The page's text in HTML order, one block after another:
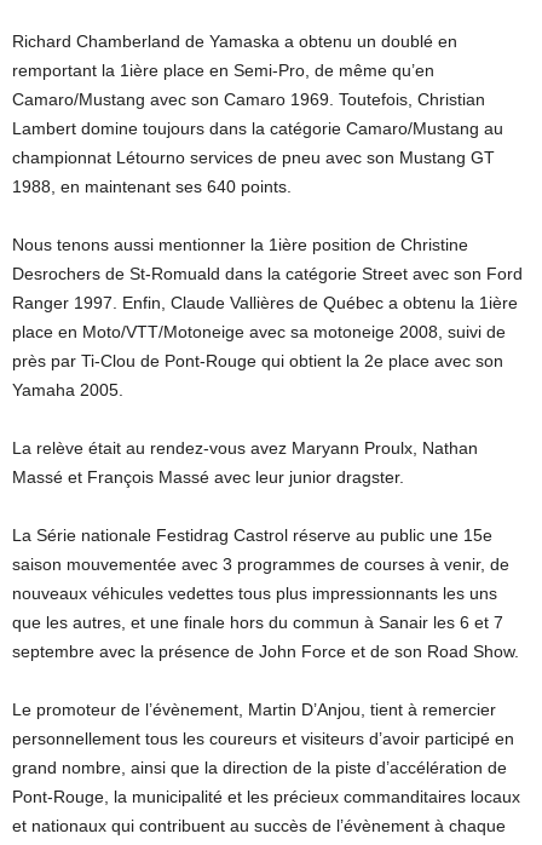
Richard Chamberland de Yamaska a obtenu un doublé en
remportant la 1ière place en Semi-Pro, de même qu’en
Camaro/Mustang avec son Camaro 1969. Toutefois, Christian
Lambert domine toujours dans la catégorie Camaro/Mustang au
championnat Létourno services de pneu avec son Mustang GT
1988, en maintenant ses 640 points.
Nous tenons aussi mentionner la 1ière position de Christine
Desrochers de St-Romuald dans la catégorie Street avec son Ford
Ranger 1997. Enfin, Claude Vallières de Québec a obtenu la 1ière
place en Moto/VTT/Motoneige avec sa motoneige 2008, suivi de
près par Ti-Clou de Pont-Rouge qui obtient la 2e place avec son
Yamaha 2005.
La relève était au rendez-vous avez Maryann Proulx, Nathan
Massé et François Massé avec leur junior dragster.
La Série nationale Festidrag Castrol réserve au public une 15e
saison mouvementée avec 3 programmes de courses à venir, de
nouveaux véhicules vedettes tous plus impressionnants les uns
que les autres, et une finale hors du commun à Sanair les 6 et 7
septembre avec la présence de John Force et de son Road Show.
Le promoteur de l’évènement, Martin D’Anjou, tient à remercier
personnellement tous les coureurs et visiteurs d’avoir participé en
grand nombre, ainsi que la direction de la piste d’accélération de
Pont-Rouge, la municipalité et les précieux commanditaires locaux
et nationaux qui contribuent au succès de l’évènement à chaque